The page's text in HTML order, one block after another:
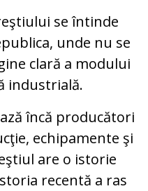
se întinde
unde nu se
clară a modului
industrială.
încă producători
echipamente şi
are o istorie
recentă a ras